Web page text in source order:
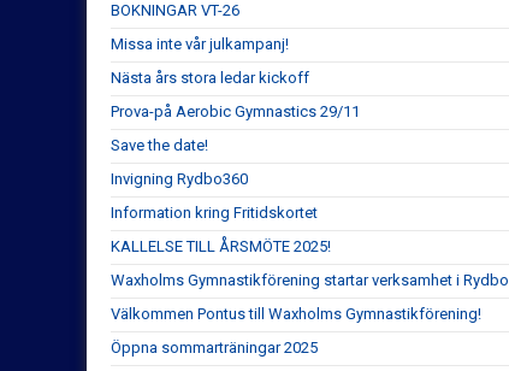
BOKNINGAR VT-26
Missa inte vår julkampanj!
Nästa års stora ledar kickoff
Prova-på Aerobic Gymnastics 29/11
Save the date!
Invigning Rydbo360
Information kring Fritidskortet
KALLELSE TILL ÅRSMÖTE 2025!
Waxholms Gymnastikförening startar verksamhet i Rydbo
Välkommen Pontus till Waxholms Gymnastikförening!
Öppna sommarträningar 2025